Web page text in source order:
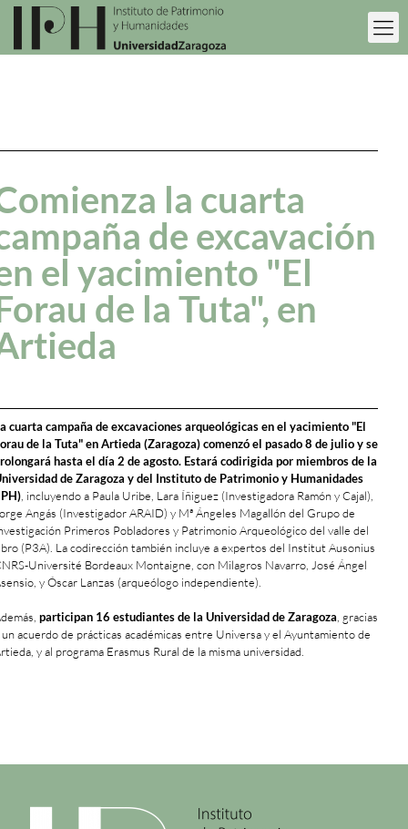
la cuarta
de excavación
el yacimiento "El
de la Tuta", en
cuarta campaña de excavaciones arqueológicas en el yacimiento "El
de la Tuta" en Artieda (Zaragoza) comenzó el pasado 8 de julio y se
hasta el día 2 de agosto. Estará codirigida por miembros de la
de Zaragoza y del Instituto de Patrimonio y Humanidades
, incluyendo a Paula Uribe, Lara Íñiguez (Investigadora Ramón y Cajal),
Angás (Investigador ARAID) y Mª Ángeles Magallón del Grupo de
Primeros Pobladores y Patrimonio Arqueológico del valle del
(P3A). La codirección también incluye a expertos del Institut Ausonius
Université Bordeaux Montaigne, con Milagros Navarro, José Ángel
y Óscar Lanzas (arqueólogo independiente).
participan 16 estudiantes de la Universidad de Zaragoza , gracias
un acuerdo de prácticas académicas entre Universa y el Ayuntamiento de
y al programa Erasmus Rural de la misma universidad.